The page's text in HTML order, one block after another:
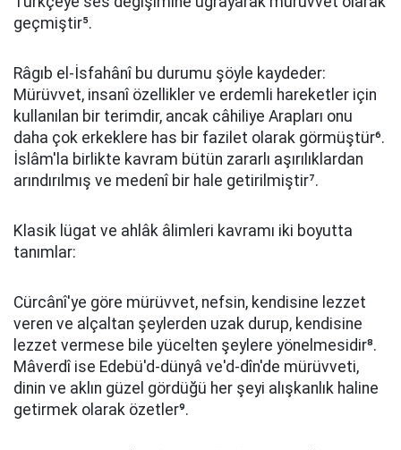
geçmiştir⁵.
Râgıb el-İsfahânî bu durumu şöyle kaydeder:
Mürüvvet, insanî özellikler ve erdemli hareketler için
kullanılan bir terimdir, ancak câhiliye Arapları onu
daha çok erkeklere has bir fazilet olarak görmüştür⁶.
İslâm'la birlikte kavram bütün zararlı aşırılıklardan
arındırılmış ve medenî bir hale getirilmiştir⁷.
Klasik lügat ve ahlâk âlimleri kavramı iki boyutta
tanımlar:
Cürcânî'ye göre mürüvvet, nefsin, kendisine lezzet
veren ve alçaltan şeylerden uzak durup, kendisine
lezzet vermese bile yücelten şeylere yönelmesidir⁸.
Mâverdî ise Edebü'd-dünyâ ve'd-dîn'de mürüvveti,
dinin ve aklın güzel gördüğü her şeyi alışkanlık haline
getirmek olarak özetler⁹.